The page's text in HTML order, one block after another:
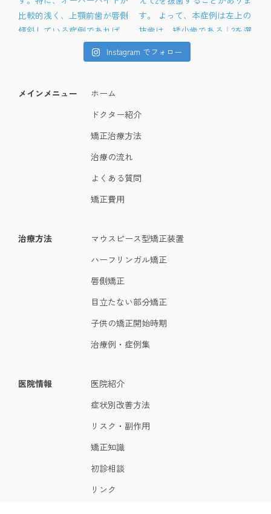
Instagram でフォロー
メインメニュー
ホーム
ドクター紹介
矯正治療方法
治療の流れ
よくある質問
矯正費用
治療方法
マウスピース型矯正装置
ハーフリンガル矯正
唇側矯正
目立たない部分矯正
子供の矯正開始時期
治療例・症例集
医院情報
医院紹介
症状別改善方法
リスク・副作用
矯正知識
初診相談
リンク